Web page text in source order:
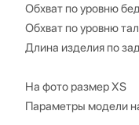
Обхват по уровню
Обхват по уровню
Длина изделия по
На фото размер XS
Параметры модели